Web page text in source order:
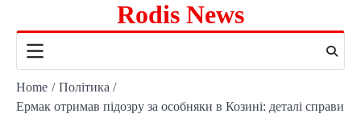
content
Rodis News
Home
Політика
Ермак отримав підозру за особняки в Козині: деталі справи